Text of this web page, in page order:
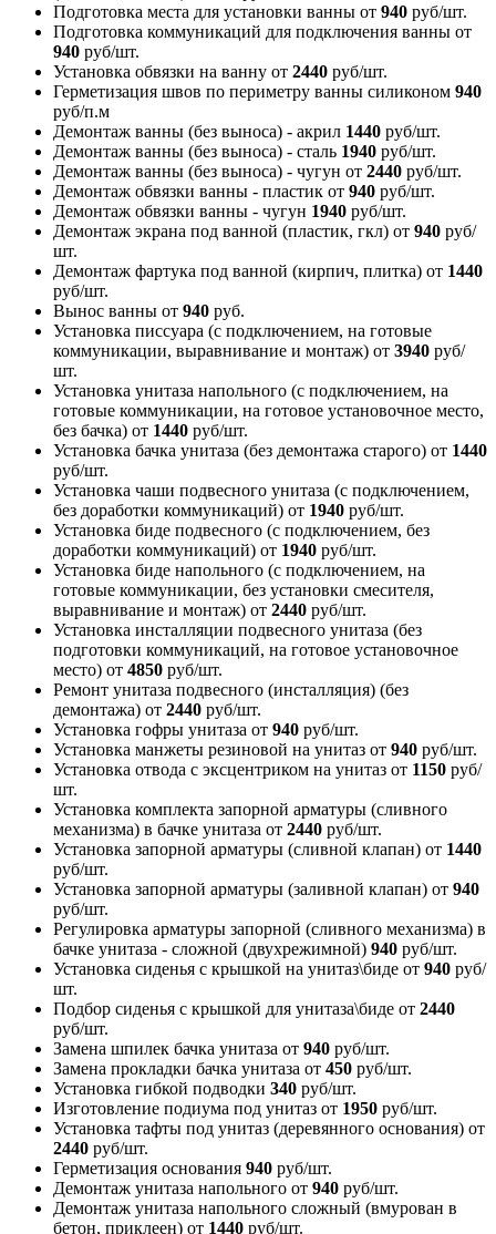
Подготовка места для установки ванны от 940 руб/шт.
Подготовка коммуникаций для подключения ванны от
940 руб/шт.
Установка обвязки на ванну от 2440 руб/шт.
Герметизация швов по периметру ванны силиконом 940
руб/п.м
Демонтаж ванны (без выноса) - акрил 1440 руб/шт.
Демонтаж ванны (без выноса) - сталь 1940 руб/шт.
Демонтаж ванны (без выноса) - чугун от 2440 руб/шт.
Демонтаж обвязки ванны - пластик от 940 руб/шт.
Демонтаж обвязки ванны - чугун 1940 руб/шт.
Демонтаж экрана под ванной (пластик, гкл) от 940 руб/
шт.
Демонтаж фартука под ванной (кирпич, плитка) от 1440
руб/шт.
Вынос ванны от 940 руб.
Установка писсуара (с подключением, на готовые
коммуникации, выравнивание и монтаж) от 3940 руб/
шт.
Установка унитаза напольного (с подключением, на
готовые коммуникации, на готовое установочное место,
без бачка) от 1440 руб/шт.
Установка бачка унитаза (без демонтажа старого) от 1440
руб/шт.
Установка чаши подвесного унитаза (с подключением,
без доработки коммуникаций) от 1940 руб/шт.
Установка биде подвесного (с подключением, без
доработки коммуникаций) от 1940 руб/шт.
Установка биде напольного (с подключением, на
готовые коммуникации, без установки смесителя,
выравнивание и монтаж) от 2440 руб/шт.
Установка инсталляции подвесного унитаза (без
подготовки коммуникаций, на готовое установочное
место) от 4850 руб/шт.
Ремонт унитаза подвесного (инсталляция) (без
демонтажа) от 2440 руб/шт.
Установка гофры унитаза от 940 руб/шт.
Установка манжеты резиновой на унитаз от 940 руб/шт.
Установка отвода с эксцентриком на унитаз от 1150 руб/
шт.
Установка комплекта запорной арматуры (сливного
механизма) в бачке унитаза от 2440 руб/шт.
Установка запорной арматуры (сливной клапан) от 1440
руб/шт.
Установка запорной арматуры (заливной клапан) от 940
руб/шт.
Регулировка арматуры запорной (сливного механизма) в
бачке унитаза - сложной (двухрежимной) 940 руб/шт.
Установка сиденья с крышкой на унитаз\биде от 940 руб/
шт.
Подбор сиденья с крышкой для унитаза\биде от 2440
руб/шт.
Замена шпилек бачка унитаза от 940 руб/шт.
Замена прокладки бачка унитаза от 450 руб/шт.
Установка гибкой подводки 340 руб/шт.
Изготовление подиума под унитаз от 1950 руб/шт.
Установка тафты под унитаз (деревянного основания) от
2440 руб/шт.
Герметизация основания 940 руб/шт.
Демонтаж унитаза напольного от 940 руб/шт.
Демонтаж унитаза напольного сложный (вмурован в
бетон, приклеен) от 1440 руб/шт.